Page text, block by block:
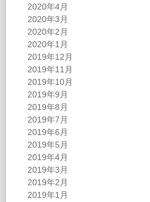
2020年4月
2020年3月
2020年2月
2020年1月
2019年12月
2019年11月
2019年10月
2019年9月
2019年8月
2019年7月
2019年6月
2019年5月
2019年4月
2019年3月
2019年2月
2019年1月